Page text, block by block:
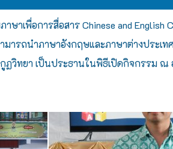
เพื่อการสื่อสาร Chinese and English
รถนำภาษาอังกฤษและภาษาต่างประเท
วิทยา เป็นประธานในพิธีเปิดกิจกรรม ณ